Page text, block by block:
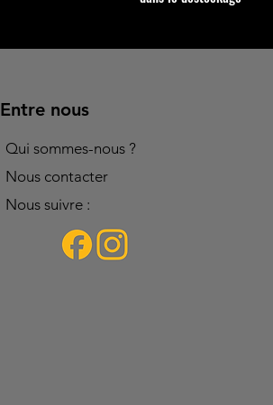
Entre nous
Qui sommes-nous ?
Nous contacter
Nous suivre :